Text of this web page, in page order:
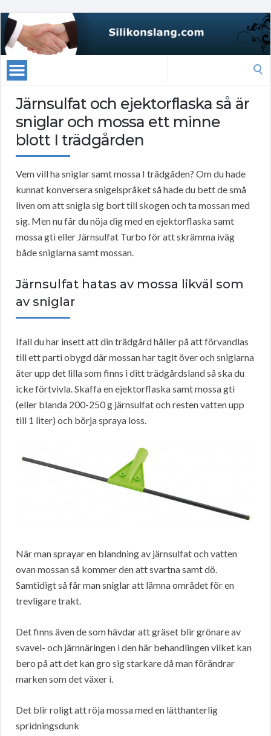
Järnsulfat och ejektorflaska så är
sniglar och mossa ett minne
blott I trädgården
Vem vill ha sniglar samt mossa I trädgåden? Om du hade
kunnat konversera snigelspråket så hade du bett de små
liven om att snigla sig bort till skogen och ta mossan med
sig. Men nu får du nöja dig med en ejektorflaska samt
mossa gti eller Järnsulfat Turbo för att skrämma iväg
både sniglarna samt mossan.
Järnsulfat hatas av mossa likväl som
av sniglar
Ifall du har insett att din trädgård håller på att förvandlas
till ett parti obygd där mossan har tagit över och sniglarna
äter upp det lilla som finns i ditt trädgårdsland så ska du
icke förtvivla. Skaffa en ejektorflaska samt mossa gti
(eller blanda 200-250 g järnsulfat och resten vatten upp
till 1 liter) och börja spraya loss.
När man sprayar en blandning av järnsulfat och vatten
ovan mossan så kommer den att svartna samt dö.
Samtidigt så får man sniglar att lämna området för en
trevligare trakt.
Det finns även de som hävdar att gräset blir grönare av
svavel- och järnnäringen i den här behandlingen vilket kan
bero på att det kan gro sig starkare då man förändrar
marken som det växer i.
Det blir roligt att röja mossa med en lätthanterlig
spridningsdunk